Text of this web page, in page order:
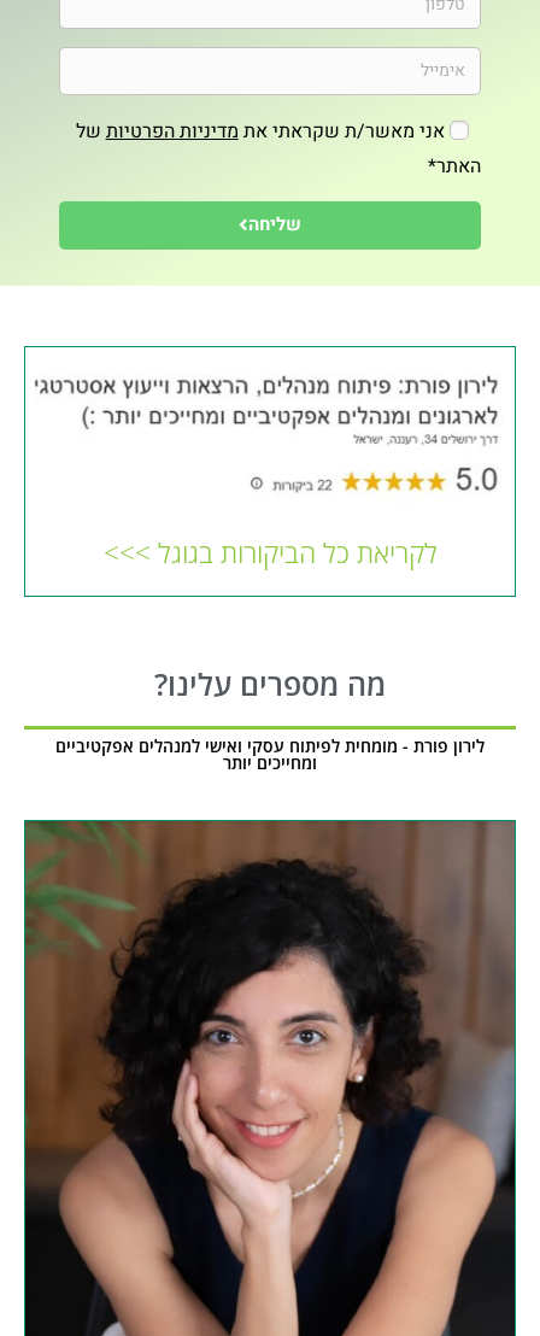
אני מאשר/ת שקראתי את מדיניות הפרטיות של
האתר*
שליחה
לקריאת כל הביקורות בגוגל >>>
מה מספרים עלינו?
לירון פורת - מומחית לפיתוח עסקי ואישי למנהלים אפקטיביים
ומחייכים יותר